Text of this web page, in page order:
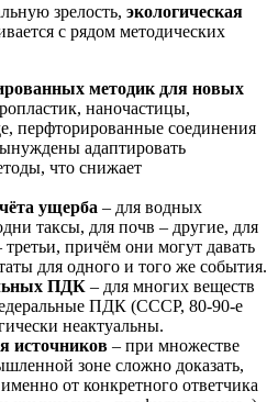
зрелость, экологическая
с рядом методических
методик для новых
наночастицы,
перфторированные соединения
адаптировать
что снижает
ущерба – для водных
таксы, для почв – другие, для
причём они могут давать
для одного и того же события.
ПДК – для многих веществ
ПДК (СССР, 80-90-е
неактуальны.
источников – при множестве
зоне сложно доказать,
от конкретного ответчика